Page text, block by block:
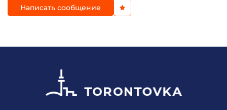
Написать сообщение